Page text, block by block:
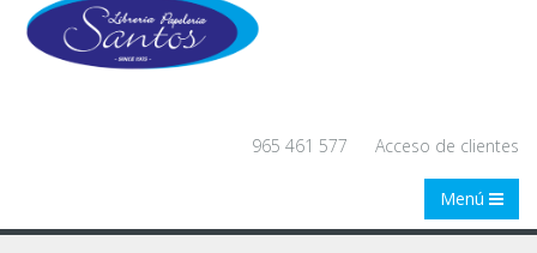
965 461 577 Acceso de clientes
Menú